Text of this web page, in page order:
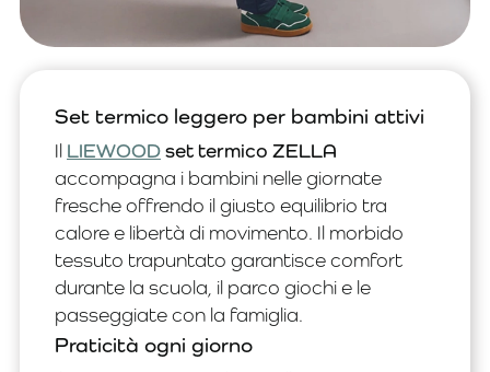
Set termico leggero per bambini attivi
Il LIEWOODset termico ZELLA
accompagna i bambini nelle giornate
fresche offrendo il giusto equilibrio tra
calore e libertà di movimento. Il morbido
tessuto trapuntato garantisce comfort
durante la scuola, il parco giochi e le
passeggiate con la famiglia.
Praticità ogni giorno